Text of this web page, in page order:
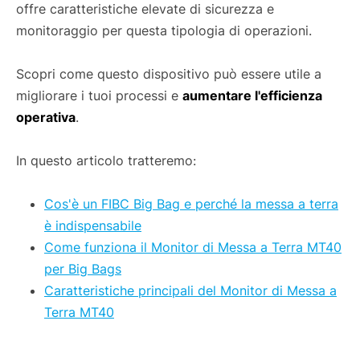
offre caratteristiche elevate di sicurezza e
monitoraggio per questa tipologia di operazioni.
Scopri come questo dispositivo può essere utile a
migliorare i tuoi processi e aumentare l'efficienza
operativa.
In questo articolo tratteremo:
Cos'è un FIBC Big Bag e perché la messa a terra
è indispensabile
Come funziona il Monitor di Messa a Terra MT40
per Big Bags
Caratteristiche principali del Monitor di Messa a
Terra MT40